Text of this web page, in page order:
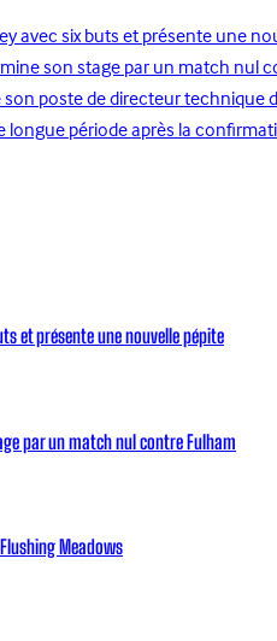
avec six buts et présente une
son stage par un match nul
poste de directeur technique
longue période après la
et présente une nouvelle pépite
par un match nul contre Fulham
Meadows